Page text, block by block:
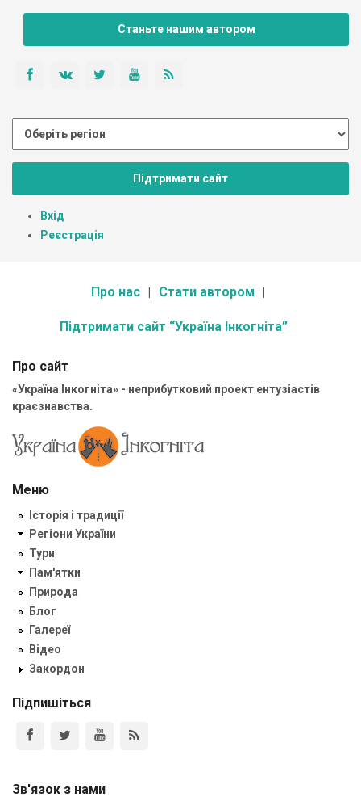
Станьте нашим автором
Підтримати сайт
Вхід
Реєстрація
Про нас Стати автором
Підтримати сайт “Україна Інкогніта”
Про сайт
«Україна Інкогніта» - неприбутковий проект ентузіастів
краєзнавства.
Меню
Історія і традиції
Регіони України
Тури
Пам'ятки
Природа
Блог
Галереї
Відео
Закордон
Підпишіться
Зв'язок з нами